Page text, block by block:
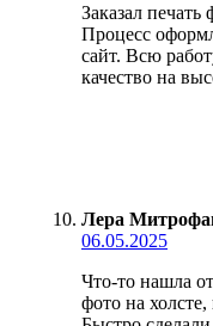
Заказал печать
Процесс
сайт. Всю
качество на
Лера
06.05.2025
Что-то нашла
фото на